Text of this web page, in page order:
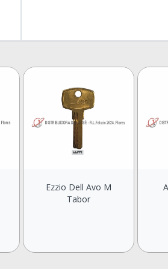
Ezzio Dell Avo M
Tabor